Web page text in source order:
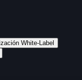
White-Label